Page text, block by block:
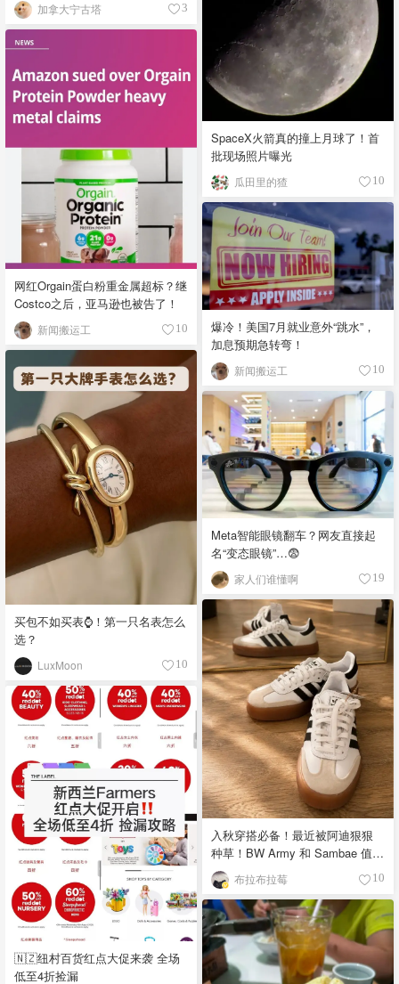
加拿大宁古塔 3
SpaceX火箭真的撞上月球了！首
批现场照片曝光
瓜田里的猹 10
网红Orgain蛋白粉重金属超标？继
Costco之后，亚马逊也被告了！
新闻搬运工 10
爆冷！美国7月就业意外“跳水”，
加息预期急转弯！
新闻搬运工 10
买包不如买表⌚️！第一只名表怎么
选？
LuxMoon 10
Meta智能眼镜翻车？网友直接起
名“变态眼镜”…😨
家人们谁懂啊 19
入秋穿搭必备！最近被阿迪狠狠
种草！BW Army 和 Sambae 值得
拥有！布拉布拉莓 10
🇳🇿纽村百货红点大促来袭 全场
低至4折捡漏